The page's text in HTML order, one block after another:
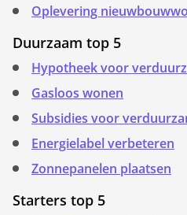
Oplevering
Duurzaam top 5
Hypotheek voor
Gasloos wonen
Subsidies voor
Energielabel verbeteren
Zonnepanelen plaatsen
Starters top 5